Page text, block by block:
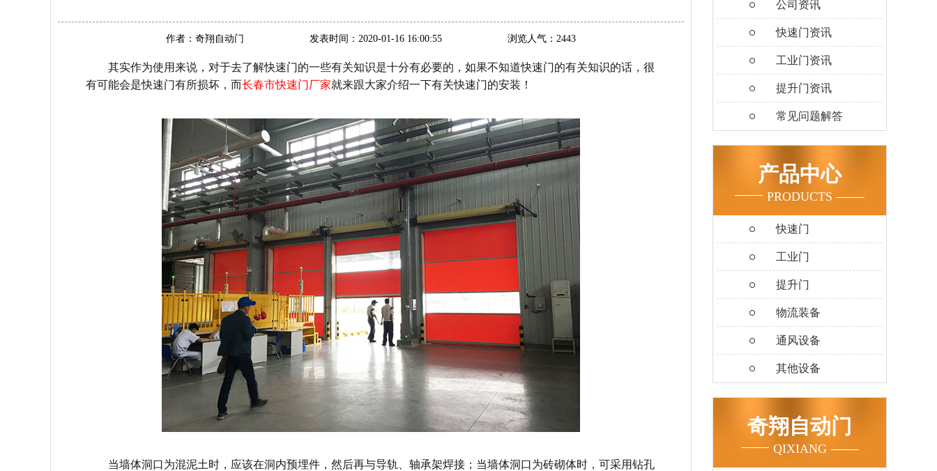
作者： 奇翔自动门 发表时间： 2020-01-16 16:00:55 浏览人气： 2443
其实作为使用来说，对于去了解快速门的一些有关知识是十分有必要的，如果不知道快速门的有关知识的话，很
有可能会是快速门有所损坏，而长春市快速门厂家就来跟大家介绍一下有关快速门的安装！
当墙体洞口为混泥土时，应该在洞内预埋件，然后再与导轨、轴承架焊接；当墙体洞口为砖砌体时，可采用钻孔
公司资讯
快速门资讯
工业门资讯
提升门资讯
常见问题解答
产品中心
PRODUCTS
快速门
工业门
提升门
物流装备
通风设备
其他设备
奇翔自动门
QIXIANG